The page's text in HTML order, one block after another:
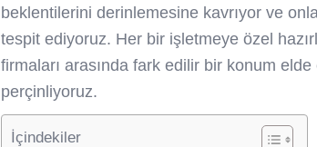
beklentilerini derinlemesine kavrıyor ve
tespit ediyoruz. Her bir işletmeye özel
firmaları arasında fark edilir bir konum
perçinliyoruz.
İçindekiler